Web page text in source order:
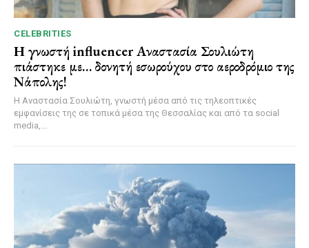
CELEBRITIES
Η γνωστή influencer Αναστασία Σουλιώτη
πιάστηκε με… δονητή εσωρούχου στο αεροδρόμιο της
Νάπολης!
Η Αναστασία Σουλιώτη, γνωστή μέσα από τις τηλεοπτικές
εμφανίσεις της σε τοπικά μέσα της Θεσσαλίας και από τα social
media,...